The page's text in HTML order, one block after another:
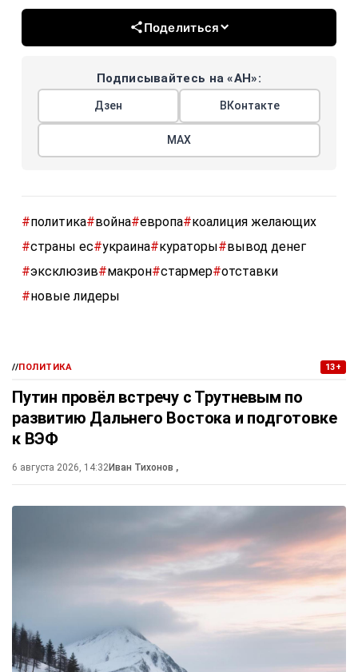
Поделиться
Подписывайтесь на «АН»:
Дзен ВКонтакте
МАХ
#политика#война#европа#коалиция желающих
#страны ес#украина#кураторы#вывод денег
#эксклюзив#макрон#стармер#отставки
#новые лидеры
//ПОЛИТИКА 13+
Путин провёл встречу с Трутневым по
развитию Дальнего Востока и подготовке
к ВЭФ
6 августа 2026, 14:32Иван Тихонов ,